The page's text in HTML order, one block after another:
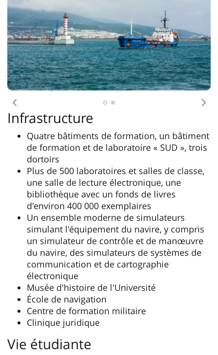
Antécédent
Infrastructure
Quatre bâtiments de formation, un bâtiment
de formation et de laboratoire « SUD », trois
dortoirs
Plus de 500 laboratoires et salles de classe,
une salle de lecture électronique, une
bibliothèque avec un fonds de livres
d'environ 400 000 exemplaires
Un ensemble moderne de simulateurs
simulant l'équipement du navire, y compris
un simulateur de contrôle et de manœuvre
du navire, des simulateurs de systèmes de
communication et de cartographie
électronique
Musée d'histoire de l'Université
École de navigation
Centre de formation militaire
Clinique juridique
Vie étudiante